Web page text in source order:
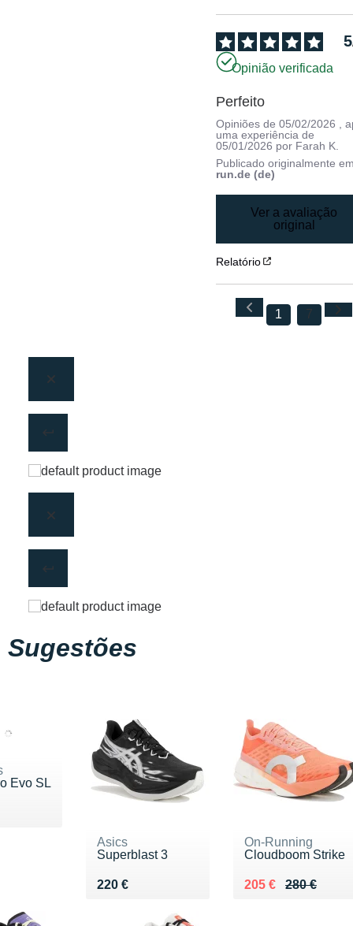
5
Opinião verificada
Perfeito
Opiniões de05/02/2026 ,
uma experiência de
05/01/2026 por Farah K.
Publicado originalmente
run.de (de)
Ver a avaliação
original
Relatório
1 7
Sugestões
Evo SL
Asics
Superblast 3
220 €
Vendu 220 €
On-Running
Cloudboom Strike
280 €
Au lieu de 280 €
205 €
Vendu 205 €